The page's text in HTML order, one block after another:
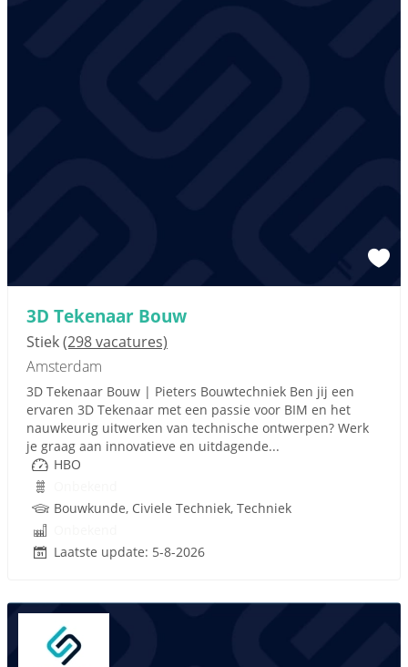
3D Tekenaar Bouw
Stiek(298 vacatures)
Amsterdam
3D Tekenaar Bouw | Pieters Bouwtechniek Ben jij een
ervaren 3D Tekenaar met een passie voor BIM en het
nauwkeurig uitwerken van technische ontwerpen? Werk
je graag aan innovatieve en uitdagende...
HBO
Bouwkunde, Civiele Techniek, Techniek
Laatste update: 5-8-2026